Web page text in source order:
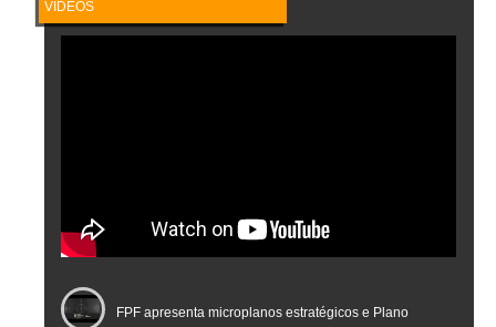
VÍDEOS
FPF apresenta microplanos estratégicos e Plano